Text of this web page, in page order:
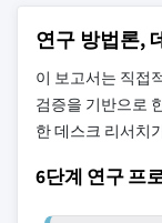
연구 방법론,
이 보고서는 직접
검증을 기반으로
한 데스크 리서치
6단계 연구 프